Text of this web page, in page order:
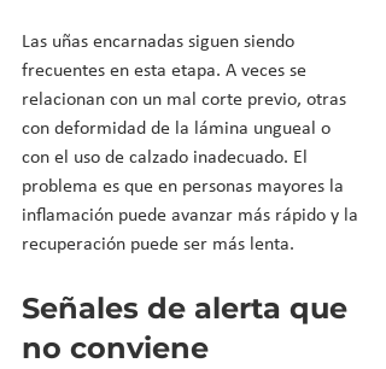
Las uñas encarnadas siguen siendo
frecuentes en esta etapa. A veces se
relacionan con un mal corte previo, otras
con deformidad de la lámina ungueal o
con el uso de calzado inadecuado. El
problema es que en personas mayores la
inflamación puede avanzar más rápido y la
recuperación puede ser más lenta.
Señales de alerta que
no conviene